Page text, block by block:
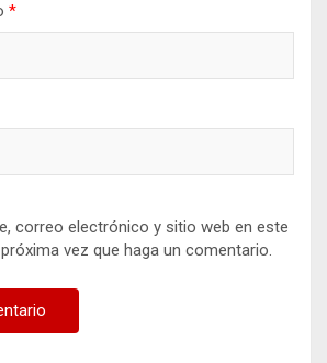
*
correo electrónico y sitio web en este
vez que haga un comentario.